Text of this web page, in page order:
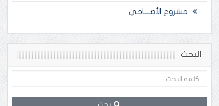
مشروع الأضــــاحي
البحث
بحث